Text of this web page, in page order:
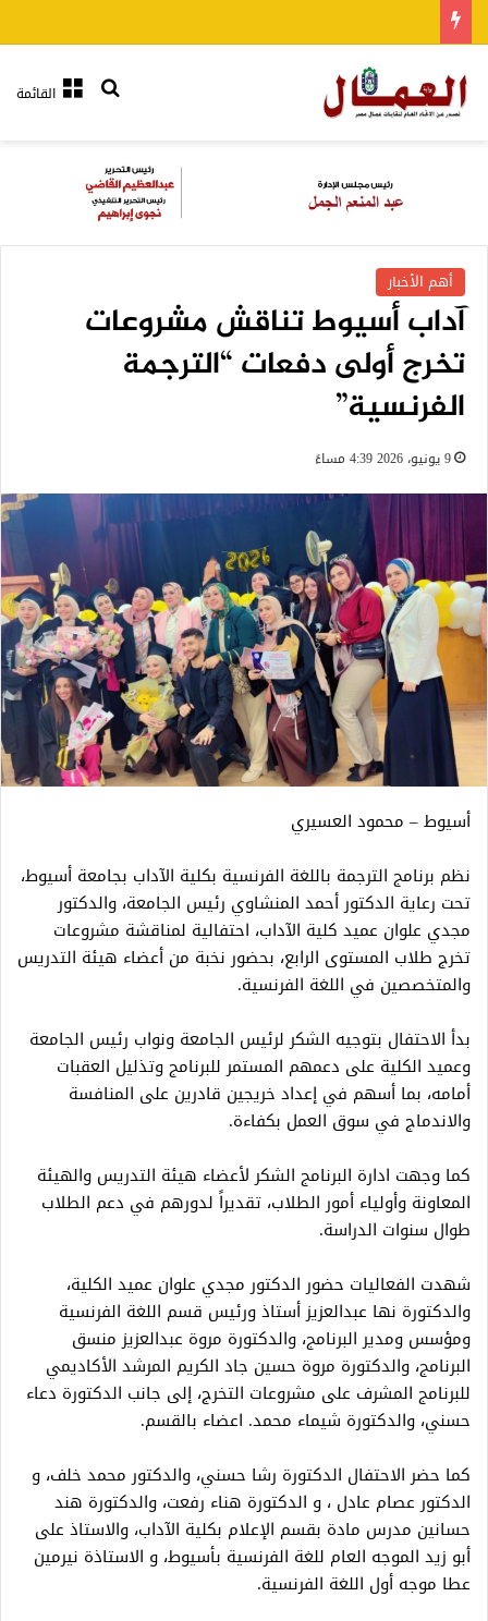
القائمةبحث عن
أهم الأخبار
آداب أسيوط تناقش مشروعات
تخرج أولى دفعات “الترجمة
الفرنسية”
9 يونيو، 2026 4:39 مساءً
أسيوط – محمود العسيري
نظم برنامج الترجمة باللغة الفرنسية بكلية الآداب بجامعة أسيوط،
تحت رعاية الدكتور أحمد المنشاوي رئيس الجامعة، والدكتور
مجدي علوان عميد كلية الآداب، احتفالية لمناقشة مشروعات
تخرج طلاب المستوى الرابع، بحضور نخبة من أعضاء هيئة التدريس
والمتخصصين في اللغة الفرنسية.
بدأ الاحتفال بتوجيه الشكر لرئيس الجامعة ونواب رئيس الجامعة
وعميد الكلية على دعمهم المستمر للبرنامج وتذليل العقبات
أمامه، بما أسهم في إعداد خريجين قادرين على المنافسة
والاندماج في سوق العمل بكفاءة.
كما وجهت ادارة البرنامج الشكر لأعضاء هيئة التدريس والهيئة
المعاونة وأولياء أمور الطلاب، تقديراً لدورهم في دعم الطلاب
طوال سنوات الدراسة.
شهدت الفعاليات حضور الدكتور مجدي علوان عميد الكلية،
والدكتورة نها عبدالعزيز أستاذ ورئيس قسم اللغة الفرنسية
ومؤسس ومدير البرنامج، والدكتورة مروة عبدالعزيز منسق
البرنامج، والدكتورة مروة حسين جاد الكريم المرشد الأكاديمي
للبرنامج المشرف على مشروعات التخرج، إلى جانب الدكتورة دعاء
حسني، والدكتورة شيماء محمد. اعضاء بالقسم.
كما حضر الاحتفال الدكتورة رشا حسني، والدكتور محمد خلف، و
الدكتور عصام عادل ، و الدكتورة هناء رفعت، والدكتورة هند
حسانين مدرس مادة بقسم الإعلام بكلية الآداب، والاستاذ على
أبو زيد الموجه العام للغة الفرنسية بأسيوط، و الاستاذة نيرمين
عطا موجه أول اللغة الفرنسية.